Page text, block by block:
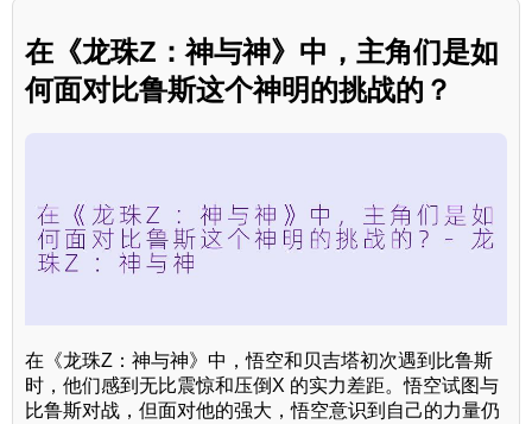
在《龙珠Z：神与神》中，主角们是如
何面对比鲁斯这个神明的挑战的？
在《龙珠Z：神与神》中，悟空和贝吉塔初次遇到比鲁斯
时，他们感到无比震惊和压倒X 的实力差距。悟空试图与
比鲁斯对战，但面对他的强大，悟空意识到自己的力量仍